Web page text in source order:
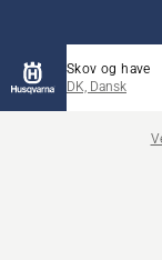
Skov og have
DK, Dansk